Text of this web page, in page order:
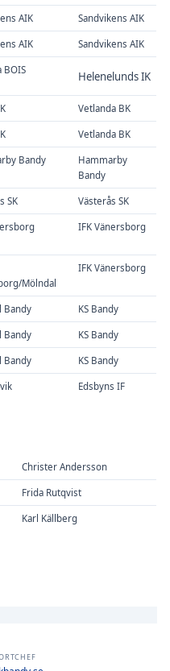
AIK Sandvikens AIK
AIK Sandvikens AIK
BOIS Helenelunds IK
Vetlanda BK
Vetlanda BK
Bandy
Hammarby
Bandy
SK Västerås SK
IFK Vänersborg
Mölndal
IFK Vänersborg
Bandy KS Bandy
Bandy KS Bandy
Bandy KS Bandy
Edsbyns IF
Christer Andersson
Frida Rutqvist
Karl Källberg